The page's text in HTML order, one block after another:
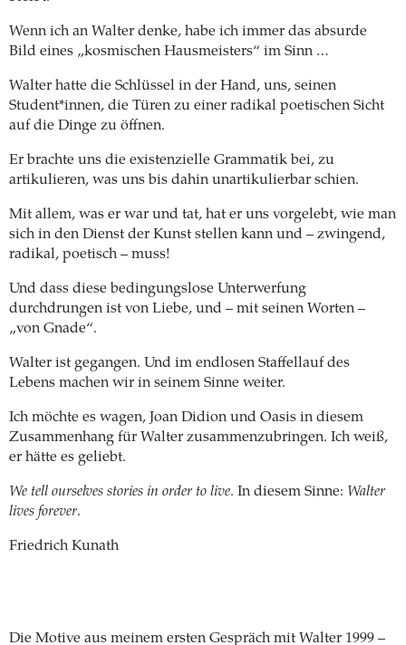
Wenn ich an Walter denke, habe ich immer das absurde
Bild eines „kosmischen Hausmeisters“ im Sinn …
Walter hatte die Schlüssel in der Hand, uns, seinen
Student*innen, die Türen zu einer radikal poetischen Sicht
auf die Dinge zu öffnen.
Er brachte uns die existenzielle Grammatik bei, zu
artikulieren, was uns bis dahin unartikulierbar schien.
Mit allem, was er war und tat, hat er uns vorgelebt, wie man
sich in den Dienst der Kunst stellen kann und – zwingend,
radikal, poetisch – muss!
Und dass diese bedingungslose Unterwerfung
durchdrungen ist von Liebe, und – mit seinen Worten –
„von Gnade“.
Walter ist gegangen. Und im endlosen Staffellauf des
Lebens machen wir in seinem Sinne weiter.
Ich möchte es wagen, Joan Didion und Oasis in diesem
Zusammenhang für Walter zusammenzubringen. Ich weiß,
er hätte es geliebt.
We tell ourselves stories in order to live. In diesem Sinne: Walter
lives forever.
Friedrich Kunath
Die Motive aus meinem ersten Gespräch mit Walter 1999 –